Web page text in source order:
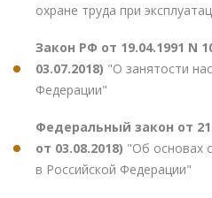
охране труда при
Закон РФ от 19.04.1991 N
03.07.2018) "О занятости
Федерации"
Федеральный закон от
от 03.08.2018) "Об основах
в Российской Федерации"